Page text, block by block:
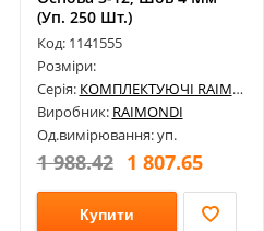
(Уп. 250 Шт.)
180Bs0004C0250
Код: 1141555
Розміри:
Серія: КОМПЛЕКТУЮЧІ RAIMONDI
Виробник: RAIMONDI
Од.вимірювання: уп.
1 988.42 1 807.65
Купити